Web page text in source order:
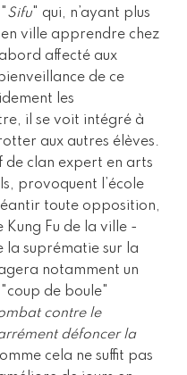
Sifu " qui, n’ayant plus
en ville apprendre chez
affecté aux
de ce
les
il se voit intégré à
aux autres élèves.
de clan expert en arts
provoquent l’école
toute opposition,
Kung Fu de la ville -
la suprématie sur la
notamment un
de boule"
contre le
défoncer la
cela ne suffit pas